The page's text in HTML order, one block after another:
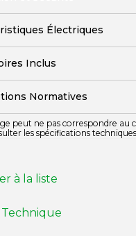
Électriques
Inclus
Normatives
peut ne pas correspondre au
les spécifications
à la liste
Technique